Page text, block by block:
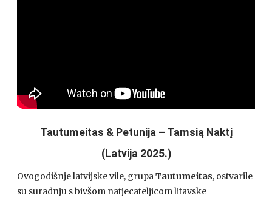
Tautumeitas & Petunija – Tamsią Naktį
(Latvija 2025.)
Ovogodišnje latvijske vile, grupa Tautumeitas, ostvarile
su suradnju s bivšom natjecateljicom litavske